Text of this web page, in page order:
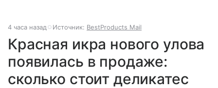
4 часа назад Источник: BestProducts Mail
Красная икра нового улова
появилась в продаже:
сколько стоит деликатес